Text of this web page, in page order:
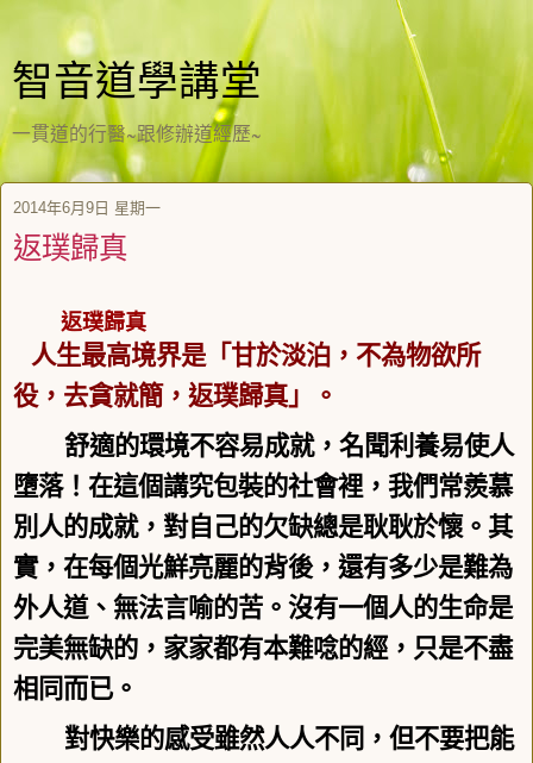
智音道學講堂
一貫道的行醫~跟修辦道經歷~
2014年6月9日 星期一
返璞歸真
返璞歸真
人生最高境界是「甘於淡泊，不為物欲所
役，去貪就簡，返璞歸真」。
舒適的環境不容易成就，名聞利養易使人
墮落！在這個講究包裝的社會裡，我們常羨慕
別人的成就，對自己的欠缺總是耿耿於懷。其
實，在每個光鮮亮麗的背後，還有多少是難為
外人道、無法言喻的苦。沒有一個人的生命是
完美無缺的，家家都有本難唸的經，只是不盡
相同而已。
對快樂的感受雖然人人不同，但不要把能